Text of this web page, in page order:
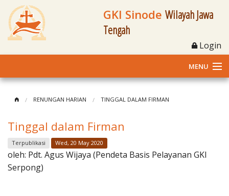
GKI Sinode Wilayah Jawa
Tengah
Login
MENU
Klasis dan Jemaat
Berita Kegiatan
RENUNGAN HARIAN TINGGAL DALAM FIRMAN
Tinggal dalam Firman
Terpublikasi Wed, 20 May 2020
oleh: Pdt. Agus Wijaya (Pendeta Basis Pelayanan GKI
Serpong)